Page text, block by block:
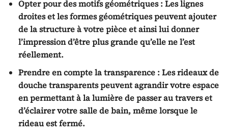
Opter pour des motifs géométriques :Les lignes
droites et les formes géométriques peuvent ajouter
de la structure à votre pièce et ainsi lui donner
l’impression d’être plus grande qu’elle ne l’est
réellement.
Prendre en compte la transparence :Les rideaux de
douche transparents peuvent agrandir votre espace
en permettant à la lumière de passer au travers et
d’éclairer votre salle de bain, même lorsque le
rideau est fermé.